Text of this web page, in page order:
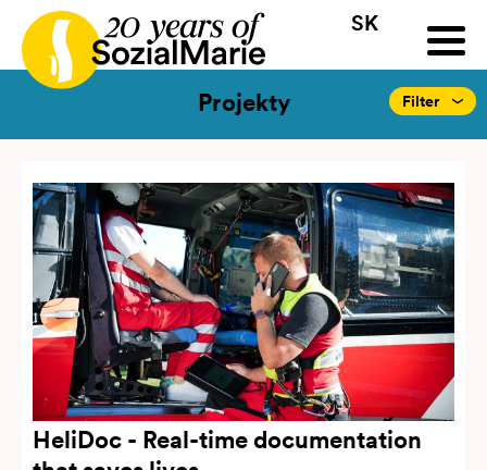
SK
HU SK SL
ProjektyInsightsMédiá
Kontakt
Projekty
Filter
HeliDoc - Real-time documentation